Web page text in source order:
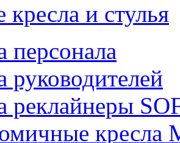
и стулья
персонала
руководителей
реклайнеры